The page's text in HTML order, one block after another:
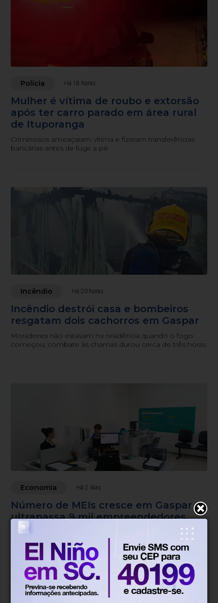
Polícia Há 18 horas
Mulher é vítima de roubo e extorsão
após ter carro parado em área rural
de Ituporanga
Criminosos ameaçaram vítima e fizeram transferências
bancárias antes de fugir a pé
Incêndio Há 20 horas
Incêndio destrói casa e bombeiros
resgatam dois cachorros em Gaspar
Moradores não estavam na residência quando o fogo
começou; combate às chamas durou cerca de três horas
Economia Há 2 dias
Número de MEIs cresce em Gaspar e
ultrapassa 9 mil empreendedores
ativos no primeiro semestre
Levantamento aponta aumento no número de
microempreendedores individuais e mais de 2,4 mil
atendimentos realizados pelo Espaço do Empreendedor
entre janeiro e junho.
Blumenau, SC